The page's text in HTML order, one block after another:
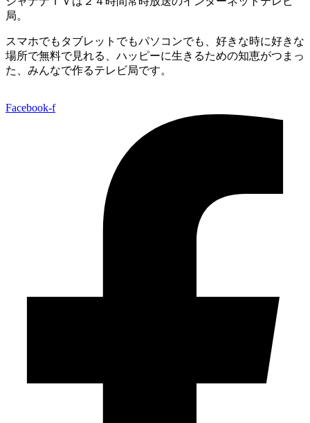
局。
スマホでもタブレットでもパソコンでも、好きな時に好きな
場所で無料で見れる、 ハッピーに生きるための知恵がつまっ
た、みんなで作るテレビ局です。
Facebook-f